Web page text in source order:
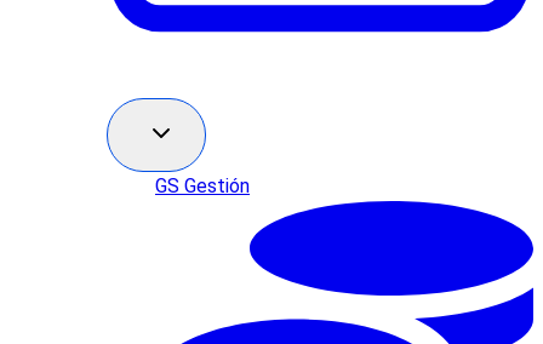
GS Gestión